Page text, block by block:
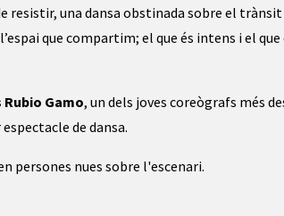
resistir, una dansa obstinada sobre el
que compartim; el que és intens i el
Rubio Gamo, un dels joves coreògrafs més
de dansa.
persones nues sobre l'escenari.